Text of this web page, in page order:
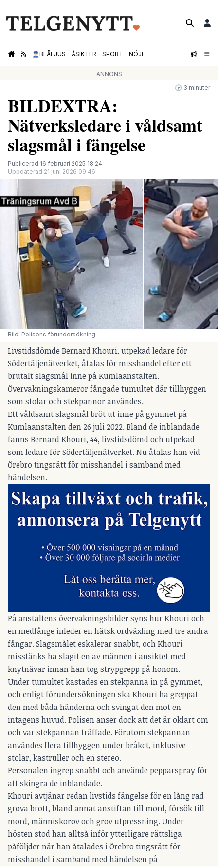
👮🏻‍♂️BLÅLJUS ÅSIKTER SPORT NÖJE
ANNONS
🕝 3 minuter
BILDEXTRA:
Nätverksledare i våldsamt
slagsmål i fängelse
Publicerad 16 februari 2025 18:24
Uppdaterad 21 juni 2026 09:46
Bild: Polisens förundersökning.
Livstidsdömde Bernard Khouri, utpekad ledare för
Södertäljenätverket, åtalas för misshandel efter ett
brutalt slagsmål inne på Kumlaanstalten.
Övervakningskameror fångade tumultet där tillhyggen
som stolar och stekpannor användes.
Ett våldsamt slagsmål bröt ut inne på gymmet på
Kumlaanstalten den 26 juli 2022. Bland de inblandade
fanns Bernard Khouri, 44, livstidsdömd och utpekad
som ledare för Södertäljenätverket. Nu åtalas han vid
Örebro tingsrätt för misshandel i samband med
händelsen.
På anstaltens övervakningsbilder syns hur Khouri och
en medfånge inleder en hätsk ordväxling med tre andra
fångar. Slagsmålet eskalerar snabbt, och Khouri
misstänks ha slagit en av männen i ansiktet med
knytnävar innan han tog strypgrepp på honom.
Under tumultet kastades en stekpanna in på gymmet,
och enligt förundersökningen ska Khouri ha greppat
den med båda händerna och svingat den mot en
intagens huvud. Polisen anser dock att det är oklart om
och var stekpannan träffade. Förutom stekpannan
användes flera tillhyggen under bråket, inklusive
stolar, kastruller och en stereo.
Personalen ingrep snabbt och använde pepparspray för
att skingra de inblandade.
Khouri avtjänar redan livstids fängelse för en lång rad
grova brott, bland annat anstiftan till mord, försök till
mord, människorov och grov utpressning. Under
hösten stod han alltså inför ytterligare rättsliga
påföljder när han åtalades i Örebro tingsrätt för
misshandel i samband med händelsen på